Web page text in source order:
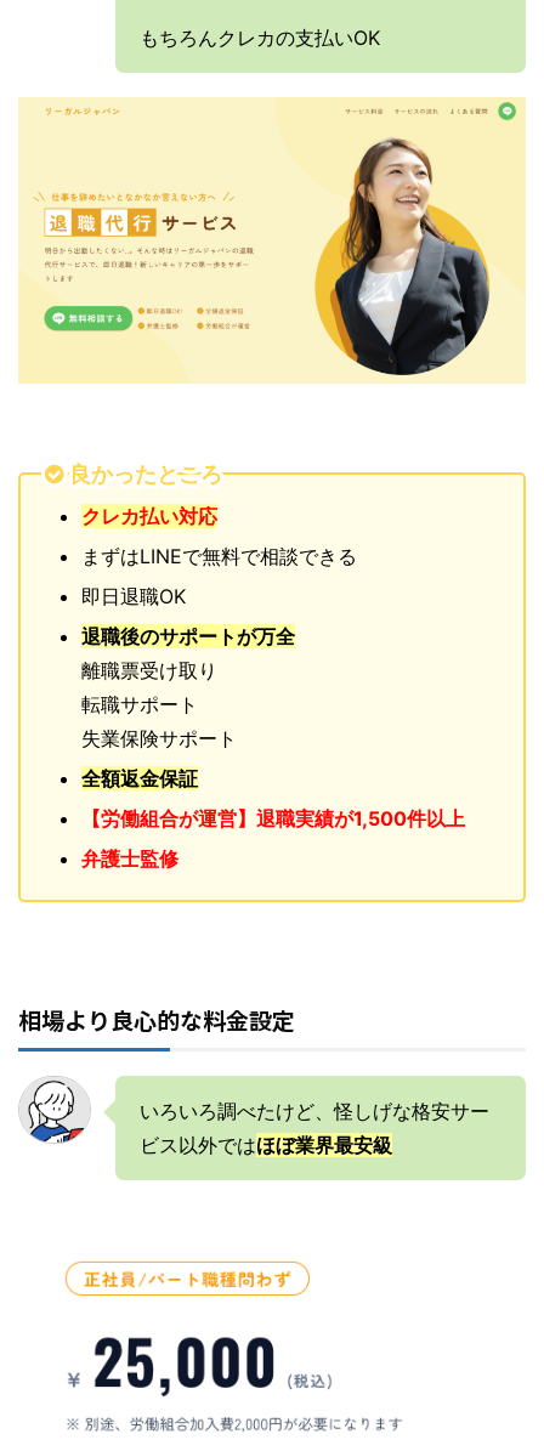
もちろんクレカの支払いOK
良かったところ
クレカ払い対応
まずはLINEで無料で相談できる
即日退職OK
退職後のサポートが万全
離職票受け取り
転職サポート
失業保険サポート
全額返金保証
【労働組合が運営】退職実績が1,500件以上
弁護士監修
相場より良心的な料金設定
いろいろ調べたけど、怪しげな格安サー
ビス以外ではほぼ業界最安級